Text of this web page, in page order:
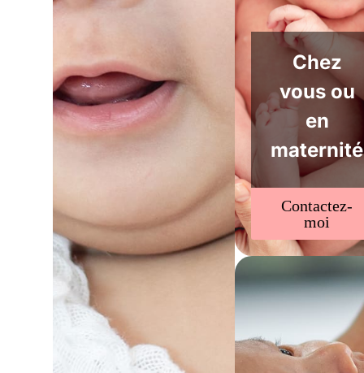
Chez
vous ou
en
maternité
Contactez-
moi